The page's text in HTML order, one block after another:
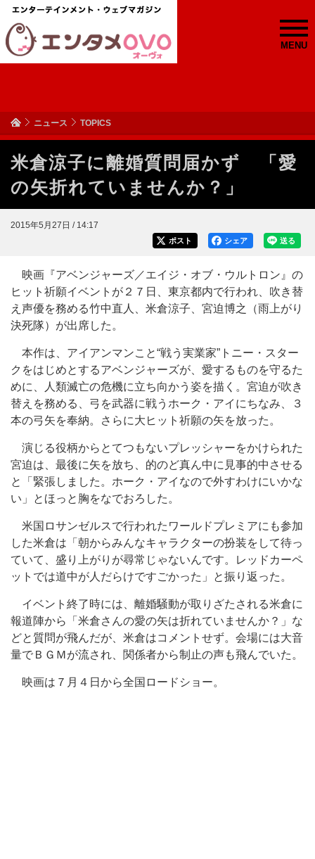
MENU
ニュース TOPICS
米倉涼子に離婚質問届かず 「愛
の矢折れていませんか？」
2015年5月27日 / 14:17
送る
シェア
ポスト
映画『アベンジャーズ／エイジ・オブ・ウルトロン』の
ヒット祈願イベントが２７日、東京都内で行われ、吹き替
え声優を務める竹中直人、米倉涼子、宮迫博之（雨上がり
決死隊）が出席した。
本作は、アイアンマンこと“戦う実業家”トニー・スター
クをはじめとするアベンジャーズが、愛するものを守るた
めに、人類滅亡の危機に立ち向かう姿を描く。宮迫が吹き
替えを務める、弓を武器に戦うホーク・アイにちなみ、３
本の弓矢を奉納。さらに大ヒット祈願の矢を放った。
演じる役柄からとてつもないプレッシャーをかけられた
宮迫は、最後に矢を放ち、的のど真ん中に見事的中させる
と「緊張しました。ホーク・アイなので外すわけにいかな
い」とほっと胸をなでおろした。
米国ロサンゼルスで行われたワールドプレミアにも参加
した米倉は「朝からみんなキャラクターの扮装をして待っ
ていて、盛り上がりが尋常じゃないんです。レッドカーペ
ットでは道中が人だらけですごかった」と振り返った。
イベント終了時には、離婚騒動が取りざたされる米倉に
報道陣から「米倉さんの愛の矢は折れていませんか？」な
どと質問が飛んだが、米倉はコメントせず。会場には大音
量でＢＧＭが流され、関係者から制止の声も飛んでいた。
映画は７月４日から全国ロードショー。